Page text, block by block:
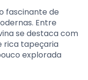
fascinante de
Entre
se destaca com
rica tapeçaria
explorada